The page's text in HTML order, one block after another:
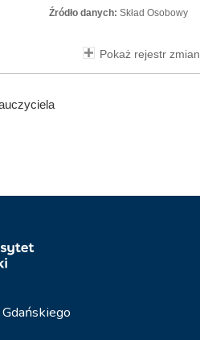
Źródło danych: Skład Osobowy
Pokaż rejestr zmian